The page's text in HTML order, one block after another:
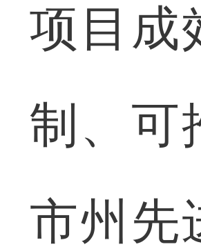
项目成
制、可
市州先